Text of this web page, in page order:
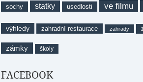
sochy statky usedlosti ve filmu
výhledy zahradní restaurace zahrady
zámky školy
FACEBOOK